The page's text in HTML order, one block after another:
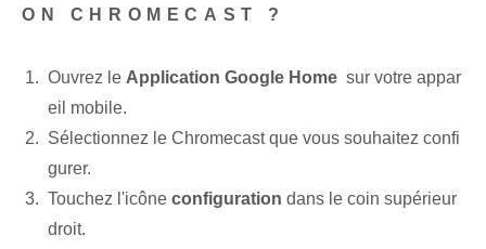
ON CHROMECAST ?
Ouvrez le Application Google Home ‍ sur votre appar
eil mobile.
Sélectionnez le Chromecast que vous souhaitez confi
gurer.
Touchez l'icône configuration dans le coin supérieur
droit.